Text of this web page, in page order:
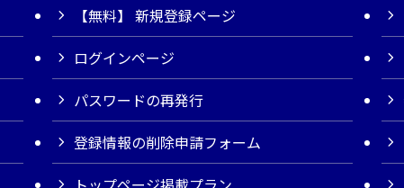
【無料】 新規登録ページ
ログインページ
パスワードの再発行
登録情報の削除申請フォーム